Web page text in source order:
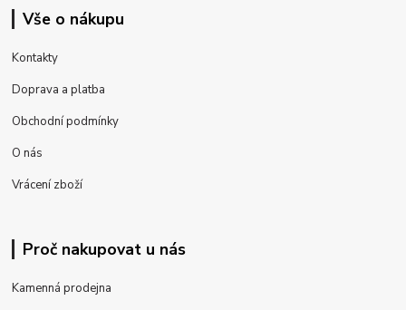
Vše o nákupu
Kontakty
Doprava a platba
Obchodní podmínky
O nás
Vrácení zboží
Proč nakupovat u nás
Kamenná prodejna